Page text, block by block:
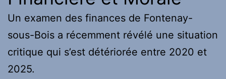
Un examen des finances de Fontenay-
sous-Bois a récemment révélé une situation
critique qui s’est détériorée entre 2020 et
2025.